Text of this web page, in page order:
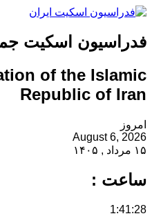
فدراسیون اسکیت
of the Islamic
Republic of Iran
امروز
August 6, 2026
۱۵ مرداد , ۱۴۰۵
ساعت :
1:41:28